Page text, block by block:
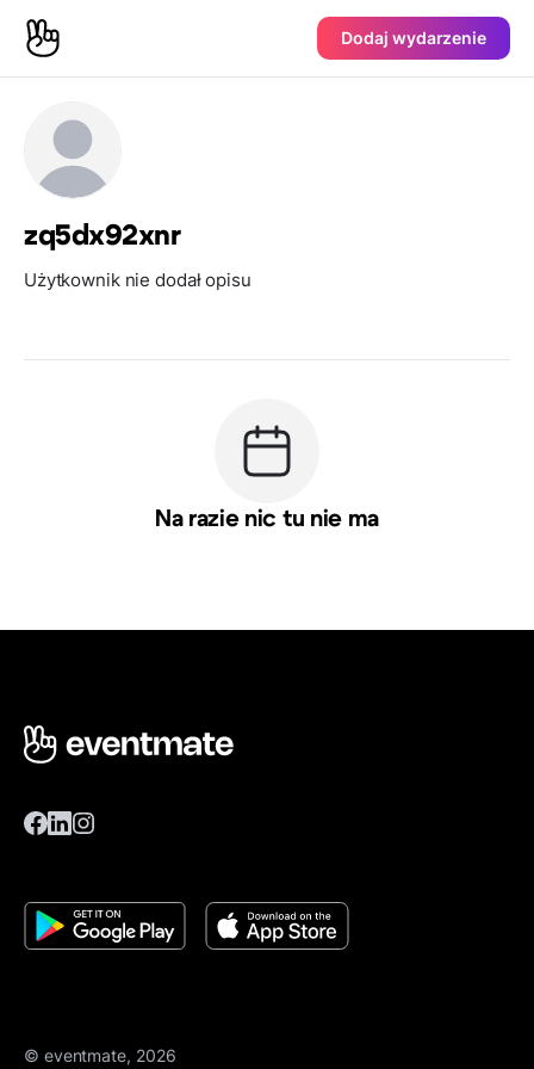
Dodaj wydarzenie
zq5dx92xnr
Użytkownik nie dodał opisu
Na razie nic tu nie ma
© eventmate, 2026